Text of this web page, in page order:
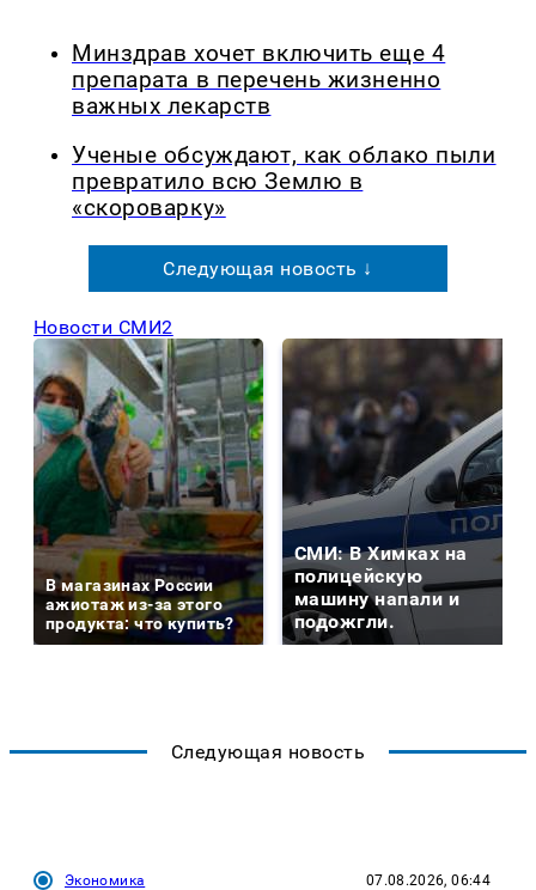
Минздрав хочет включить еще 4
препарата в перечень жизненно
важных лекарств
Ученые обсуждают, как облако пыли
превратило всю Землю в
«скороварку»
Следующая новость ↓
Новости СМИ2
В магазинах России
ажиотаж из-за этого
продукта: что купить?
СМИ: В Химках на
полицейскую
машину напали и
подожгли.
Следующая новость
Экономика 07.08.2026, 06:44